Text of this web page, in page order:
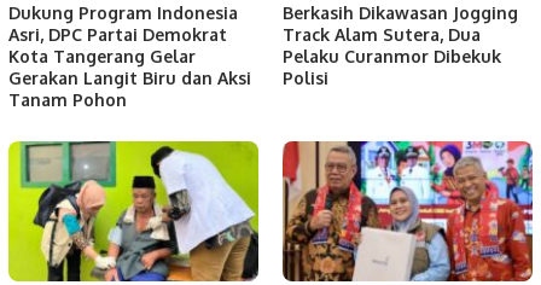
Dukung Program Indonesia
Asri, DPC Partai Demokrat
Kota Tangerang Gelar
Gerakan Langit Biru dan Aksi
Tanam Pohon
Berkasih Dikawasan Jogging
Track Alam Sutera, Dua
Pelaku Curanmor Dibekuk
Polisi